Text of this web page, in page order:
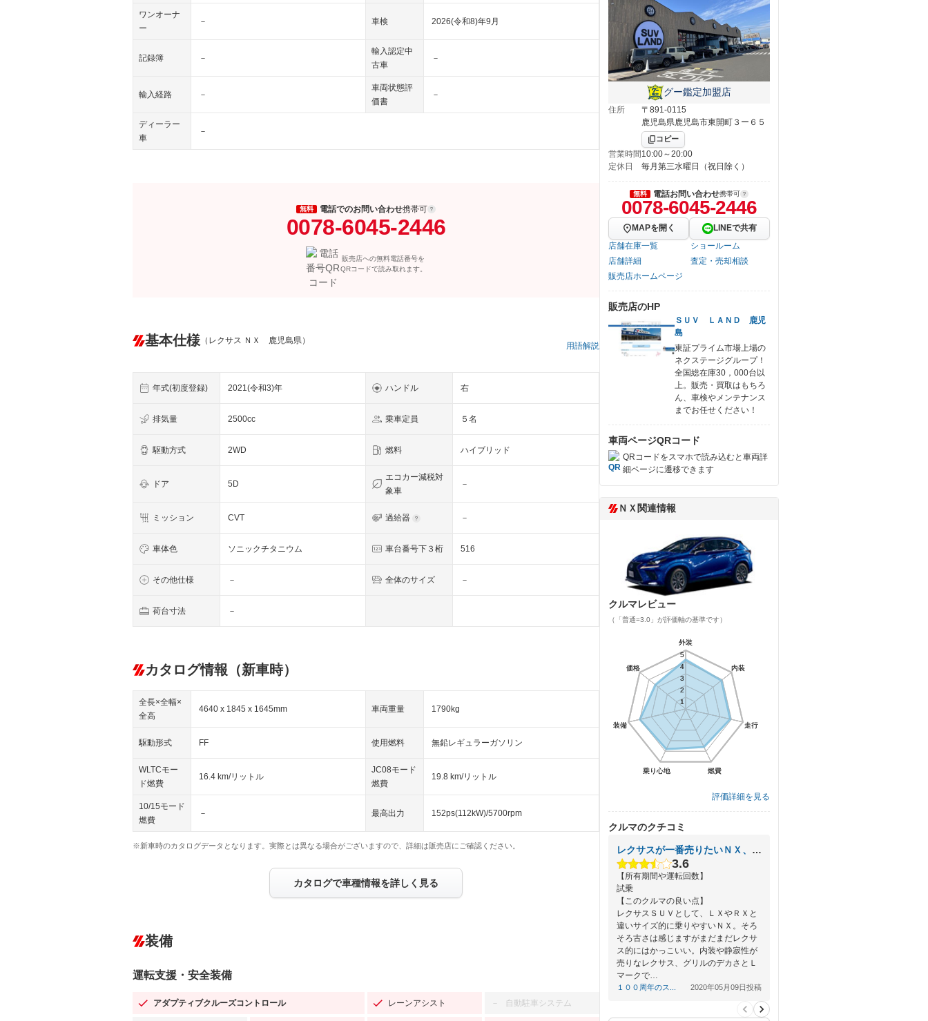
ワンオーナ
ー
－ 車検 2026(令和8)年9月
記録簿 －
輸入認定中
古車
－
輸入経路 －
車両状態評
価書
－
ディーラー
車
－
無料 電話でのお問い合わせ携帯可
0078-6045-2446
販売店への無料電話番号を
QRコードで読み取れます。
基本仕様 （レクサス ＮＸ 鹿児島県）
用語解説
年式(初度登録) 2021(令和3)年 ハンドル 右
排気量 2500cc 乗車定員 ５名
駆動方式 2WD 燃料 ハイブリッド
ドア 5D
エコカー減税対
象車
－
ミッション CVT 過給器 －
車体色 ソニックチタニウム 車台番号下３桁 516
その他仕様 － 全体のサイズ －
荷台寸法 －
カタログ情報（新車時）
全長×全幅×
全高
4640 x 1845 x 1645mm 車両重量 1790kg
駆動形式 FF 使用燃料 無鉛レギュラーガソリン
WLTCモー
ド燃費
16.4 km/リットル
JC08モード
燃費
19.8 km/リットル
10/15モード
燃費
－ 最高出力 152ps(112kW)/5700rpm
※新車時のカタログデータとなります。実際とは異なる場合がございますので、詳細は販売店にご確認ください。
カタログで車種情報を詳しく見る
装備
運転支援・安全装備
アダプティブクルーズコントロール レーンアシスト － 自動駐車システム
グー鑑定加盟店
住所
〒891-0115
鹿児島県鹿児島市東開町３ー６５
コピー
営業時間10:00～20:00
定休日
毎月第三水曜日（祝日除く）
無料 電話お問い合わせ携帯可
0078-6045-2446
MAPを開く
LINEで共有
店舗在庫一覧
ショールーム
店舗詳細
査定・売却相談
販売店ホームページ
販売店のHP
ＳＵＶ ＬＡＮＤ 鹿児
島
東証プライム市場上場の
ネクステージグループ！
全国総在庫30，000台以
上。販売・買取はもちろ
ん、車検やメンテナンス
までお任せください！
車両ページQRコード
QRコードをスマホで読み込むと車両詳
細ページに遷移できます
ＮＸ関連情報
クルマレビュー
（「普通=3.0」が評価軸の基準です）
外装
内装
走行
燃費
乗り心地
装備
価格
1
2
3
4
5
外装
内装
走行
燃費
乗り心地
装備
価格
1
2
3
4
5
評価詳細を見る
クルマのクチコミ
レクサスが一番売りたいＮＸ、トヨタヤリスクロスと人気になれば
3.6
【所有期間や運転回数】
試乗
【このクルマの良い点】
レクサスＳＵＶとして、ＬＸやＲＸと
違いサイズ的に乗りやすいＮＸ。そろ
そろ古さは感じますがまだまだレクサ
ス的にはかっこいい。内装や静寂性が
売りなレクサス、グリルのデカさとＬ
マークで…
１００周年のス... 2020年05月09日投稿